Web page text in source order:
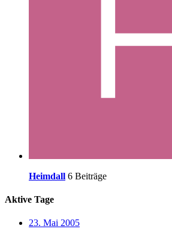
Heimdall 6 Beiträge
Aktive Tage
23. Mai 2005